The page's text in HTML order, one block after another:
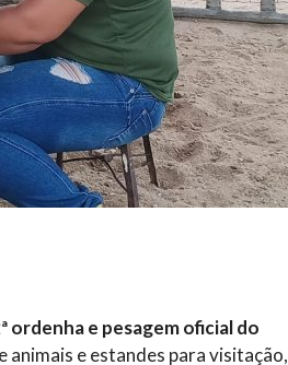
ordenha e pesagem oficial do
animais e estandes para visitação,